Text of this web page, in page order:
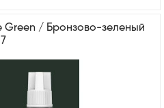
Green / Бронзово-зеленый